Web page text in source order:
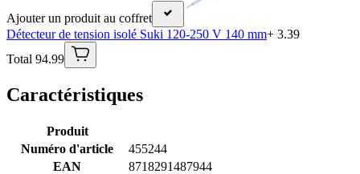
Ajouter un produit au coffret
Détecteur de tension isolé Suki 120-250 V 140 mm+ 3.39
Total 94.99
Caractéristiques
Produit
Numéro d'article
455244
EAN
8718291487944